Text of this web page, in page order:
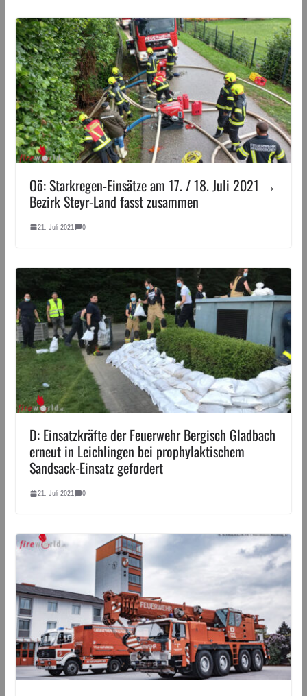
Oö: Starkregen-Einsätze am 17. / 18. Juli 2021 →
Bezirk Steyr-Land fasst zusammen
21. Juli 2021 0
D: Einsatzkräfte der Feuerwehr Bergisch Gladbach
erneut in Leichlingen bei prophylaktischem
Sandsack-Einsatz gefordert
21. Juli 2021 0